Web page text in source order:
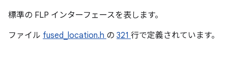
標準の FLP インターフェースを表します。
ファイル fused_location.h の 321 行で定義されています。